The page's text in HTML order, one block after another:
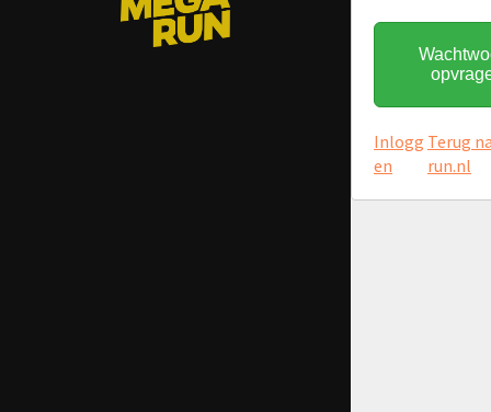
Inlogg
en
Terug
run.nl